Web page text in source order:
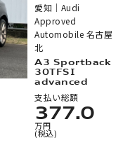
愛知｜Audi
Approved
Automobile 名古屋
北
A3 Sportback
30TFSI
advanced
支払い総額
377.0
万円
(税込)